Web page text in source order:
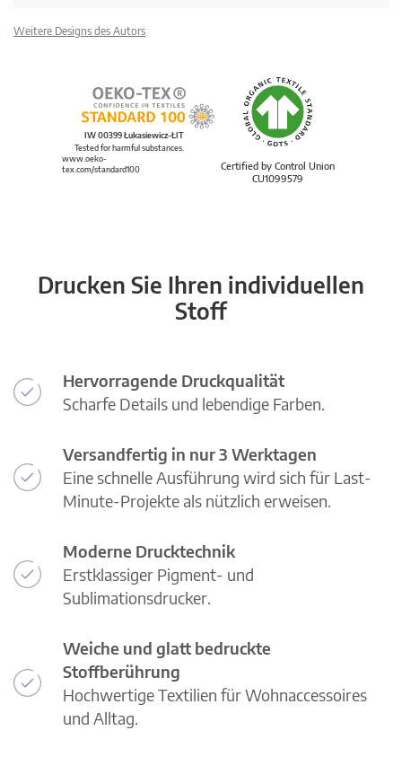
Weitere Designs des Autors
Certified by Control Union
CU1099579
IW 00399 Łukasiewicz-ŁIT
Tested for harmful substances.
www.oeko-
tex.com/standard100
Drucken Sie Ihren individuellen
Stoff
Hervorragende Druckqualität
Scharfe Details und lebendige Farben.
Versandfertig in nur 3 Werktagen
Eine schnelle Ausführung wird sich für Last-
Minute-Projekte als nützlich erweisen.
Moderne Drucktechnik
Erstklassiger Pigment- und
Sublimationsdrucker.
Weiche und glatt bedruckte
Stoffberührung
Hochwertige Textilien für Wohnaccessoires
und Alltag.